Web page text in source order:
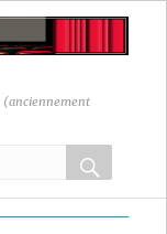
(anciennement
OK